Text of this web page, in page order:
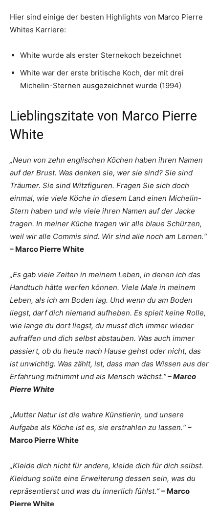
Hier sind einige der besten Highlights von Marco Pierre
Whites Karriere:
White wurde als erster Sternekoch bezeichnet
White war der erste britische Koch, der mit drei
Michelin-Sternen ausgezeichnet wurde (1994)
Lieblingszitate von Marco Pierre
White
„Neun von zehn englischen Köchen haben ihren Namen
auf der Brust. Was denken sie, wer sie sind? Sie sind
Träumer. Sie sind Witzfiguren. Fragen Sie sich doch
einmal, wie viele Köche in diesem Land einen Michelin-
Stern haben und wie viele ihren Namen auf der Jacke
tragen. In meiner Küche tragen wir alle blaue Schürzen,
weil wir alle Commis sind. Wir sind alle noch am Lernen.“
– Marco Pierre White
„Es gab viele Zeiten in meinem Leben, in denen ich das
Handtuch hätte werfen können. Viele Male in meinem
Leben, als ich am Boden lag. Und wenn du am Boden
liegst, darf dich niemand aufheben. Es spielt keine Rolle,
wie lange du dort liegst, du musst dich immer wieder
aufraffen und dich selbst abstauben. Was auch immer
passiert, ob du heute nach Hause gehst oder nicht, das
ist unwichtig. Was zählt, ist, dass man das Wissen aus der
Erfahrung mitnimmt und als Mensch wächst.“– Marco
Pierre White
„Mutter Natur ist die wahre Künstlerin, und unsere
Aufgabe als Köche ist es, sie erstrahlen zu lassen.“–
Marco Pierre White
„Kleide dich nicht für andere, kleide dich für dich selbst.
Kleidung sollte eine Erweiterung dessen sein, was du
repräsentierst und was du innerlich fühlst.“– Marco
Pierre White